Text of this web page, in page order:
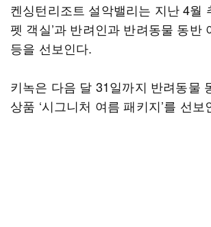
켄싱턴리조트 설악밸리는 지난 4월
펫 객실’과 반려인과 반려동물 동반
등을 선보인다.
키녹은 다음 달 31일까지 반려동물
상품 ‘시그니처 여름 패키지’를 선보